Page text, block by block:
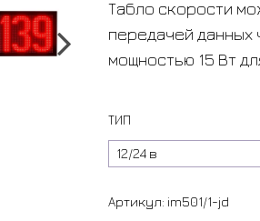
Табло скорости
передачей
мощностью 15 Вт
ТИП
Артикул: im501/1-jd